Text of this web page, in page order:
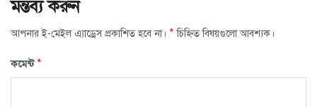
মন্তব্য করুন
আপনার ই-মেইল এ্যাড্রেস প্রকাশিত হবে না। * চিহ্নিত বিষয়গুলো আবশ্যক।
কমেন্ট*